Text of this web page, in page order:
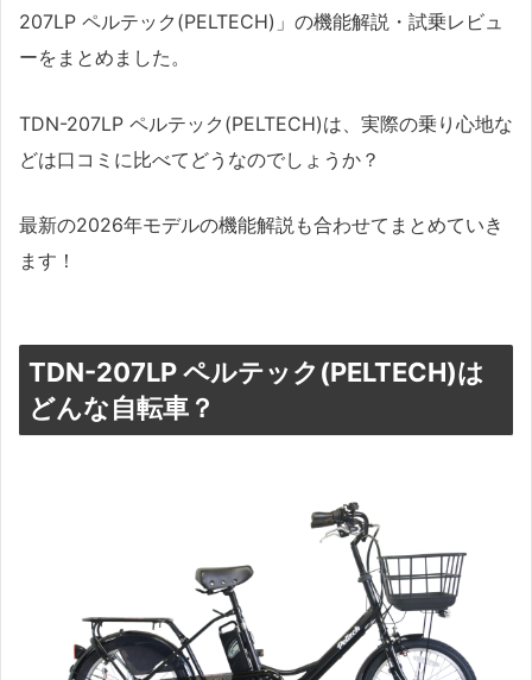
207LP ペルテック(PELTECH)」の機能解説・試乗レビュ
ーをまとめました。
TDN-207LP ペルテック(PELTECH)は、実際の乗り心地な
どは口コミに比べてどうなのでしょうか？
最新の2026年モデルの機能解説も合わせてまとめていき
ます！
TDN-207LP ペルテック(PELTECH)は
どんな自転車？